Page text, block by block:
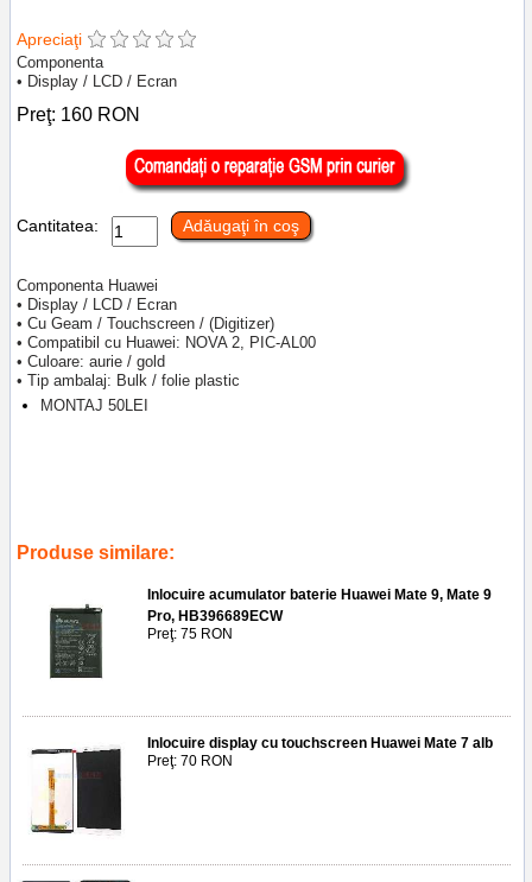
Apreciaţi
Componenta
• Display / LCD / Ecran
Preţ: 160 RON
Cantitatea: Adăugaţi în coş
Componenta Huawei
• Display / LCD / Ecran
• Cu Geam / Touchscreen / (Digitizer)
• Compatibil cu Huawei: NOVA 2, PIC-AL00
• Culoare: aurie / gold
• Tip ambalaj: Bulk / folie plastic
MONTAJ 50LEI
Produse similare:
Inlocuire acumulator baterie Huawei Mate 9, Mate 9
Pro, HB396689ECW
Preţ: 75 RON
Inlocuire display cu touchscreen Huawei Mate 7 alb
Preţ: 70 RON